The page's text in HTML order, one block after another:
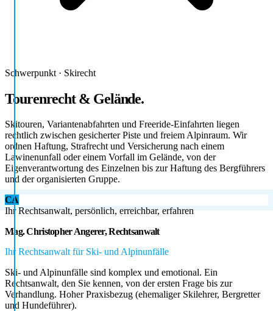
Schwerpunkt · Skirecht
Tourenrecht & Gelände.
Skitouren, Variantenabfahrten und Freeride-Einfahrten liegen
rechtlich zwischen gesicherter Piste und freiem Alpinraum. Wir
ordnen Haftung, Strafrecht und Versicherung nach einem
Lawinenunfall oder einem Vorfall im Gelände, von der
Eigenverantwortung des Einzelnen bis zur Haftung des Bergführers
und der organisierten Gruppe.
CA
Ihr Rechtsanwalt, persönlich, erreichbar, erfahren
Mag. Christopher Angerer, Rechtsanwalt
Ihr Rechtsanwalt für Ski- und Alpinunfälle
Ski- und Alpinunfälle sind komplex und emotional. Ein
Rechtsanwalt, den Sie kennen, von der ersten Frage bis zur
Verhandlung. Hoher Praxisbezug (ehemaliger Skilehrer, Bergretter
und Hundeführer).